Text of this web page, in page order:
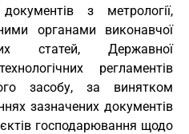
з метрології,
органами виконавчої
статей, Державної
регламентів
засобу, за винятком
зазначених документів
господарювання щодо